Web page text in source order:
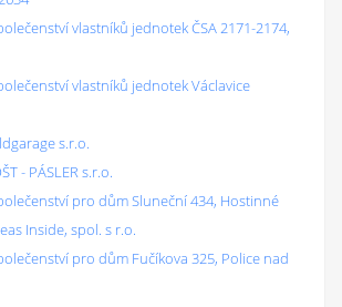
vlastníků jednotek ČSA 2171-2174,
vlastníků jednotek Václavice
s.r.o.
- PÁSLER s.r.o.
pro dům Sluneční 434, Hostinné
Inside, spol. s r.o.
pro dům Fučíkova 325, Police nad